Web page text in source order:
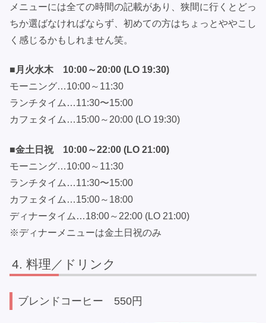
メニューには全ての時間の記載があり、狭間に行くとどっ
ちか選ばなければならず、初めての方はちょっとややこし
く感じるかもしれません笑。
■月火水木 10:00～20:00 (LO 19:30)
モーニング…10:00～11:30
ランチタイム…11:30〜15:00
カフェタイム…15:00～20:00 (LO 19:30)
■金土日祝 10:00～22:00 (LO 21:00)
モーニング…10:00～11:30
ランチタイム…11:30〜15:00
カフェタイム…15:00～18:00
ディナータイム…18:00～22:00 (LO 21:00)
※ディナーメニューは金土日祝のみ
料理／ドリンク
ブレンドコーヒー 550円